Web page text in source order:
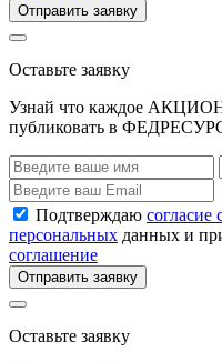
Отправить заявку
Оставьте заявку
Узнай что каждое
публиковать в
Подтверждаю согласие
персональных данных и
соглашение
Отправить заявку
Оставьте заявку